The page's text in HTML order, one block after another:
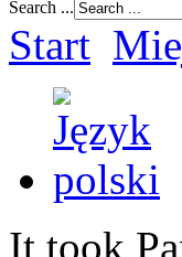
Search ...
Start
It took